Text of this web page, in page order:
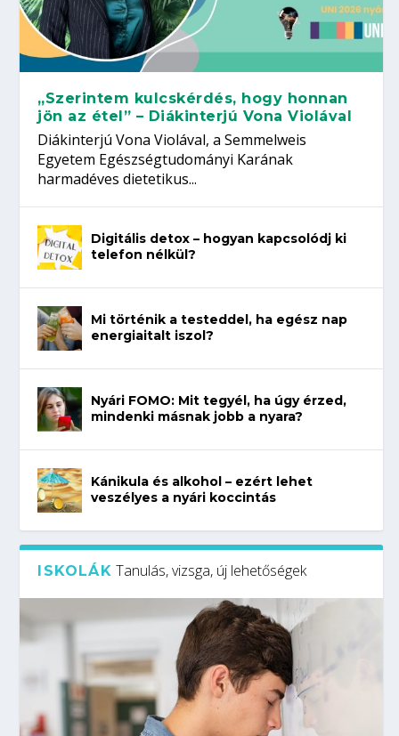
„Szerintem kulcskérdés, hogy honnan
jön az étel” – Diákinterjú Vona Violával
Diákinterjú Vona Violával, a Semmelweis
Egyetem Egészségtudományi Karának
harmadéves dietetikus...
Digitális detox – hogyan kapcsolódj ki
telefon nélkül?
Mi történik a testeddel, ha egész nap
energiaitalt iszol?
Nyári FOMO: Mit tegyél, ha úgy érzed,
mindenki másnak jobb a nyara?
Kánikula és alkohol – ezért lehet
veszélyes a nyári koccintás
ISKOLÁK Tanulás, vizsga, új lehetőségek